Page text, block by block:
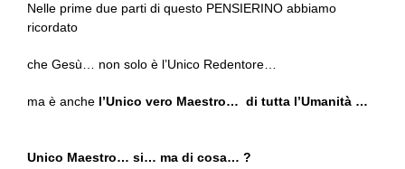
Nelle prime due parti di questo PENSIERINO abbiamo
ricordato
che Gesù… non solo è l’Unico Redentore…
ma è anche l’Unico vero Maestro… di tutta l’Umanità …
Unico Maestro… si… ma di cosa… ?